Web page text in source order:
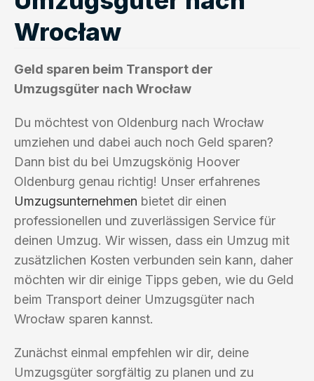
Wrocław
Geld sparen beim Transport der
Umzugsgüter nach Wrocław
Du möchtest von Oldenburg nach Wrocław
umziehen und dabei auch noch Geld sparen?
Dann bist du bei Umzugskönig Hoover
Oldenburg genau richtig! Unser erfahrenes
Umzugsunternehmen bietet dir einen
professionellen und zuverlässigen Service für
deinen Umzug. Wir wissen, dass ein Umzug mit
zusätzlichen Kosten verbunden sein kann, daher
möchten wir dir einige Tipps geben, wie du Geld
beim Transport deiner Umzugsgüter nach
Wrocław sparen kannst.
Zunächst einmal empfehlen wir dir, deine
Umzugsgüter sorgfältig zu planen und zu